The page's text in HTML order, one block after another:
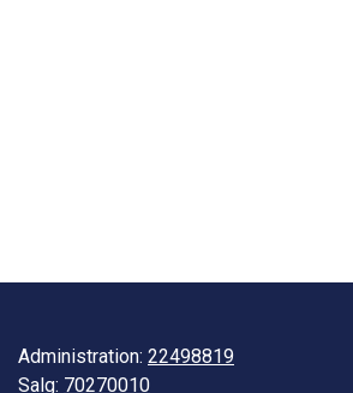
Administration: 22498819
Salg: 70270010